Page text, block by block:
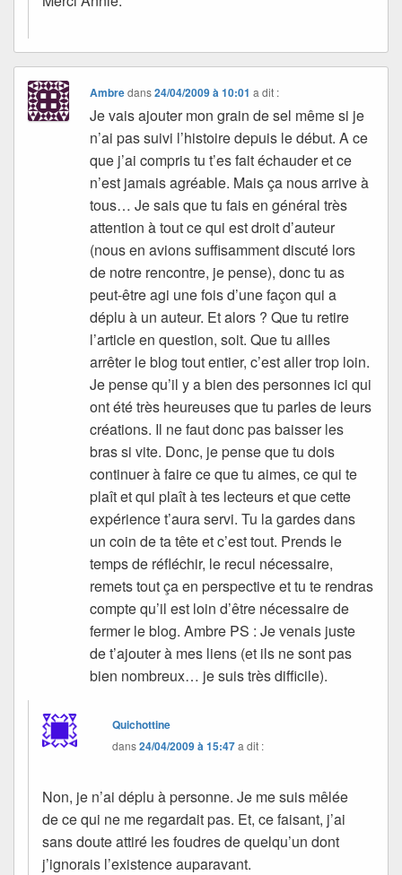
Ambredans24/04/2009 à 10:01 a dit :
Je vais ajouter mon grain de sel même si je
n’ai pas suivi l’histoire depuis le début. A ce
que j’ai compris tu t’es fait échauder et ce
n’est jamais agréable. Mais ça nous arrive à
tous… Je sais que tu fais en général très
attention à tout ce qui est droit d’auteur
(nous en avions suffisamment discuté lors
de notre rencontre, je pense), donc tu as
peut-être agi une fois d’une façon qui a
déplu à un auteur. Et alors ? Que tu retire
l’article en question, soit. Que tu ailles
arrêter le blog tout entier, c’est aller trop loin.
Je pense qu’il y a bien des personnes ici qui
ont été très heureuses que tu parles de leurs
créations. Il ne faut donc pas baisser les
bras si vite. Donc, je pense que tu dois
continuer à faire ce que tu aimes, ce qui te
plaît et qui plaît à tes lecteurs et que cette
expérience t’aura servi. Tu la gardes dans
un coin de ta tête et c’est tout. Prends le
temps de réfléchir, le recul nécessaire,
remets tout ça en perspective et tu te rendras
compte qu’il est loin d’être nécessaire de
fermer le blog. Ambre PS : Je venais juste
de t’ajouter à mes liens (et ils ne sont pas
bien nombreux… je suis très difficile).
Quichottine
dans24/04/2009 à 15:47a dit :
Non, je n’ai déplu à personne. Je me suis mêlée
de ce qui ne me regardait pas. Et, ce faisant, j’ai
sans doute attiré les foudres de quelqu’un dont
j’ignorais l’existence auparavant.